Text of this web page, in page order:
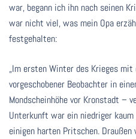
war, begann ich ihn nach seinen
war nicht viel, was mein Opa
festgehalten:
„Im ersten Winter des Krieges
vorgeschobener Beobachter in
Mondscheinhöhe vor Kronstadt –
Unterkunft war ein niedriger
einigen harten Pritschen.